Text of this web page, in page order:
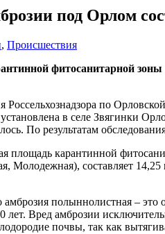
под Орлом
, Происшествия
фитосанитарной зоны
Россельхознадзора по
в селе Звягинки
По результатам
площадь карантинной
Молодежная), составляет
полыннолистная –
лет. Вред амброзии
почвы, так как